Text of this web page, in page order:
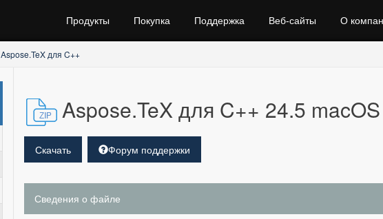
Продукты Покупка Поддержка Веб‑сайты О
Aspose.TeX для C++
Aspose.TeX для C++ 24.5 macOS
Скачать Форум поддержки
Сведения о файле